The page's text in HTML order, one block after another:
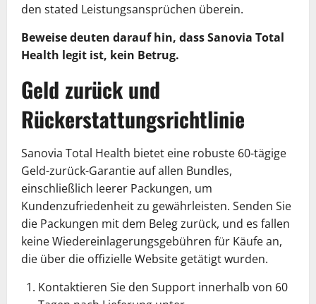
den stated Leistungsansprüchen überein.
Beweise deuten darauf hin, dass Sanovia Total
Health legit ist, kein Betrug.
Geld zurück und
Rückerstattungsrichtlinie
Sanovia Total Health bietet eine robuste 60-tägige
Geld-zurück-Garantie auf allen Bundles,
einschließlich leerer Packungen, um
Kundenzufriedenheit zu gewährleisten. Senden Sie
die Packungen mit dem Beleg zurück, und es fallen
keine Wiedereinlagerungsgebühren für Käufe an,
die über die offizielle Website getätigt wurden.
Kontaktieren Sie den Support innerhalb von 60